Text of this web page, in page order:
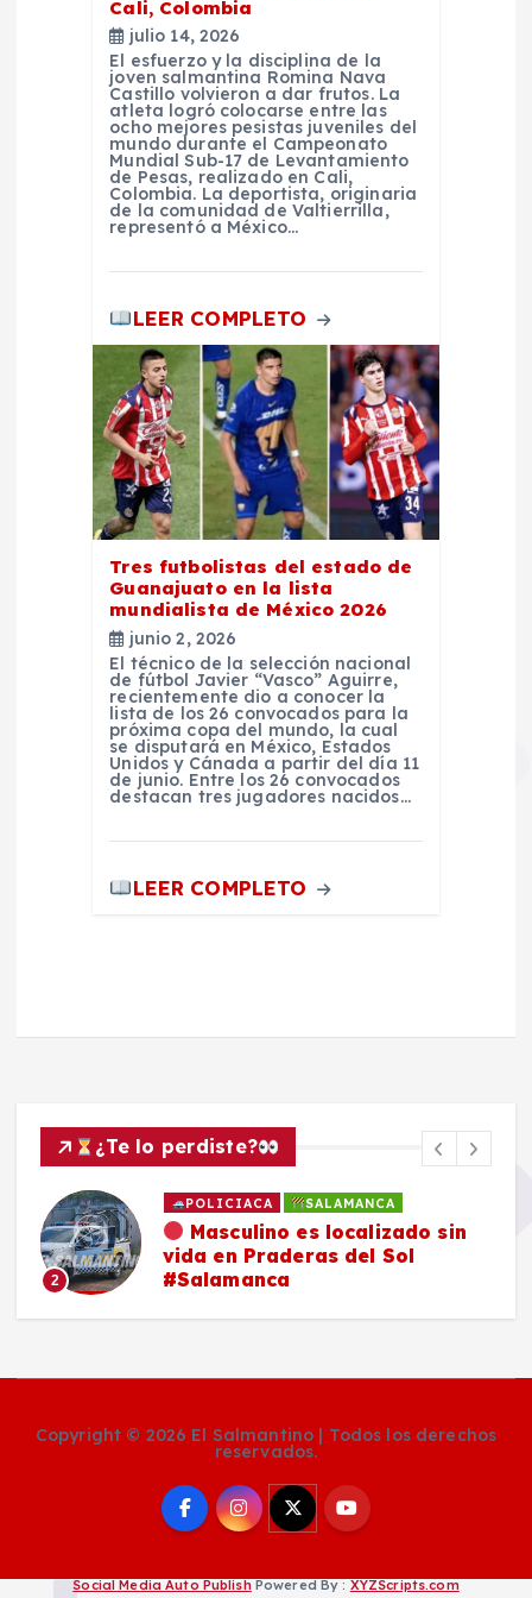
Cali, Colombia
julio 14, 2026
El esfuerzo y la disciplina de la
joven salmantina Romina Nava
Castillo volvieron a dar frutos. La
atleta logró colocarse entre las
ocho mejores pesistas juveniles del
mundo durante el Campeonato
Mundial Sub-17 de Levantamiento
de Pesas, realizado en Cali,
Colombia. La deportista, originaria
de la comunidad de Valtierrilla,
representó a México…
LEER COMPLETO
Tres futbolistas del estado de
Guanajuato en la lista
mundialista de México 2026
junio 2, 2026
El técnico de la selección nacional
de fútbol Javier “Vasco” Aguirre,
recientemente dio a conocer la
lista de los 26 convocados para la
próxima copa del mundo, la cual
se disputará en México, Estados
Unidos y Cánada a partir del día 11
de junio. Entre los 26 convocados
destacan tres jugadores nacidos…
LEER COMPLETO
¿Te lo perdiste?
2
POLICIACA SALAMANCA
Masculino es localizado sin
vida en Praderas del Sol
#Salamanca
Copyright © 2026 El Salmantino | Todos los derechos
reservados.
Social Media Auto Publish Powered By : XYZScripts.com